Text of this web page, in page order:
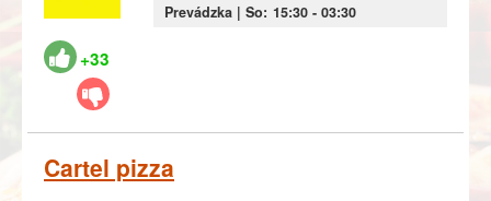
+33
Prevádzka | So: 15:30- 03:30
Cartel pizza